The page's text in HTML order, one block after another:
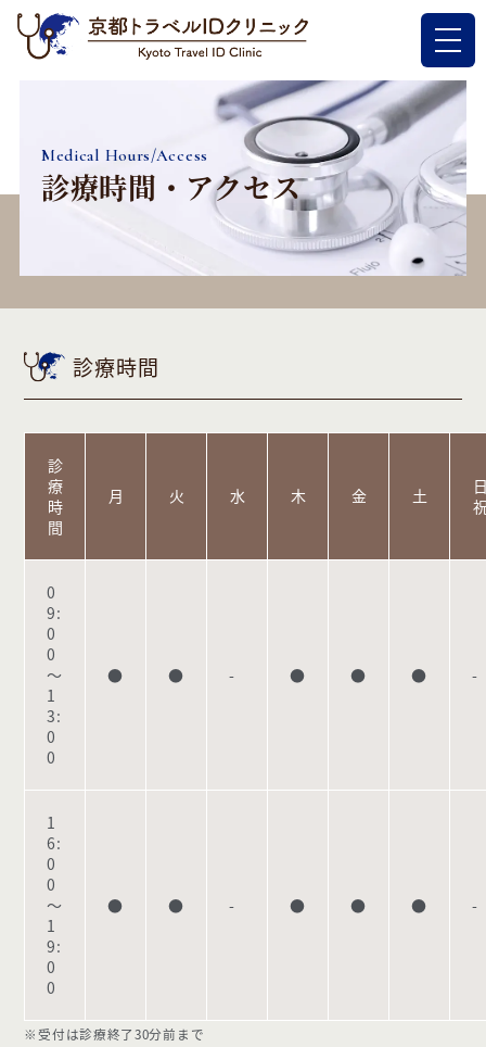
メ
ニ
ュ
ー
を
く
Medical Hours/Access
診療時間・アクセス
診療時間
診
療
時
間
月 火 水 木 金 土
0
9:
0
0
～
1
3:
0
0
● ● - ● ● ● -
1
6:
0
0
～
1
9:
0
0
● ● - ● ● ● -
※受付は診療終了30分前まで